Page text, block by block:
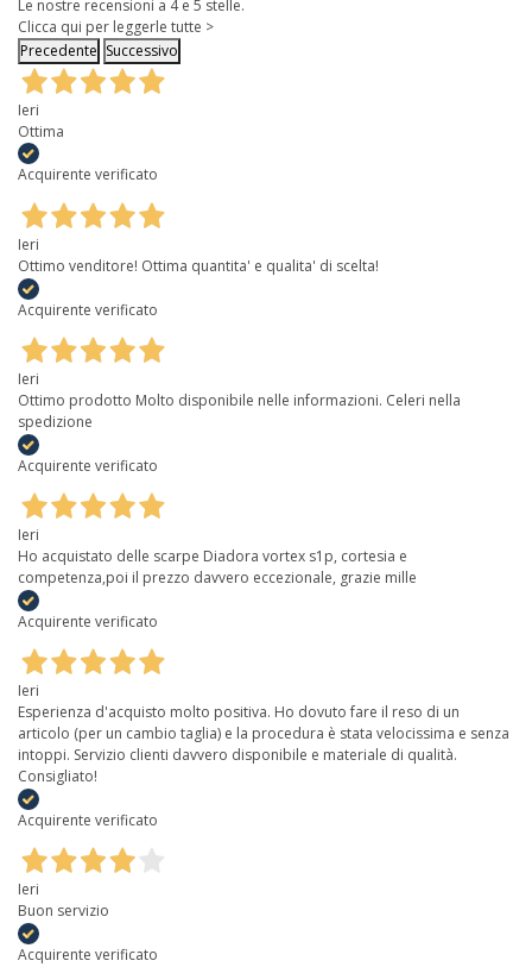
Le nostre recensioni a 4 e 5 stelle.
Clicca qui per leggerle tutte >
Precedente Successivo
Ieri
Ottima
Acquirente verificato
Ieri
Ottimo venditore! Ottima quantita' e qualita' di scelta!
Acquirente verificato
Ieri
Ottimo prodotto Molto disponibile nelle informazioni. Celeri nella
spedizione
Acquirente verificato
Ieri
Ho acquistato delle scarpe Diadora vortex s1p, cortesia e
competenza,poi il prezzo davvero eccezionale, grazie mille
Acquirente verificato
Ieri
Esperienza d'acquisto molto positiva. Ho dovuto fare il reso di un
articolo (per un cambio taglia) e la procedura è stata velocissima e senza
intoppi. Servizio clienti davvero disponibile e materiale di qualità.
Consigliato!
Acquirente verificato
Ieri
Buon servizio
Acquirente verificato